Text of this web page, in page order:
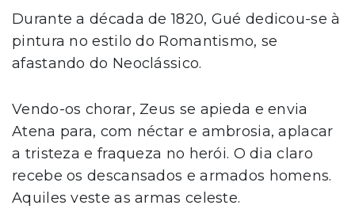
Durante a década de 1820, Gué dedicou-se à
pintura no estilo do Romantismo, se
afastando do Neoclássico.
Vendo-os chorar, Zeus se apieda e envia
Atena para, com néctar e ambrosia, aplacar
a tristeza e fraqueza no herói. O dia claro
recebe os descansados e armados homens.
Aquiles veste as armas celeste.